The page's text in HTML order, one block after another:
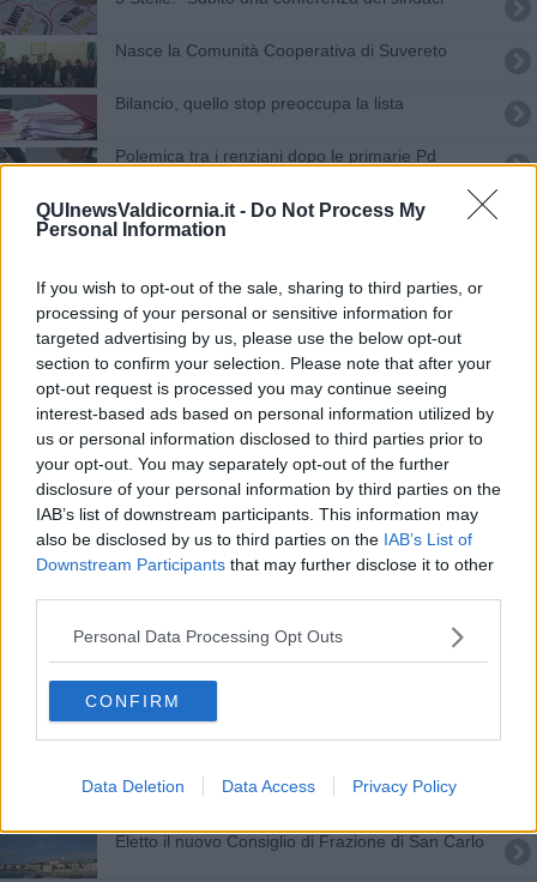
QUInewsValdicornia.it - Do Not Process My
Personal Information
If you wish to opt-out of the sale, sharing to third parties, or
processing of your personal or sensitive information for
targeted advertising by us, please use the below opt-out
section to confirm your selection. Please note that after your
opt-out request is processed you may continue seeing
interest-based ads based on personal information utilized by
us or personal information disclosed to third parties prior to
your opt-out. You may separately opt-out of the further
disclosure of your personal information by third parties on the
IAB’s list of downstream participants. This information may
also be disclosed by us to third parties on the IAB’s List of
Downstream Participants that may further disclose it to other
Personal Data Processing Opt Outs
CONFIRM
Data Deletion Data Access Privacy Policy
Nasce la Comunità Cooperativa di Suvereto
Bilancio, quello stop preoccupa la lista
Polemica tra i renziani dopo le primarie Pd
Referendum, il No stravince sul Sì
Per l'Unione comunale Pd Rosalba pensa al bis
Parte da Piombino la campagna di Anselmi
"Hanno consegnato la Provincia al Pd"
​Anselmi: "I complimenti facciamoli il 1° giugno"
Ecco la nuova consigliera di Comune dei Cittadini
Scafaro si dimette
A Sassetta si sceglie il nuovo sindaco
Giuliani difende la riforma sanitaria e l'unione
Nasce un comitato per salvare la Costituzione
Per i quartieri serve il giusto compromesso
Eletto il nuovo Consiglio di Frazione di San Carlo